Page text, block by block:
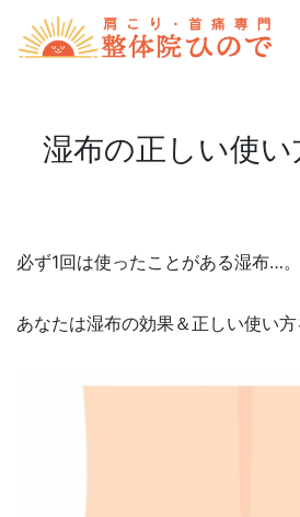
湿布の正しい使い
必ず1回は使ったことがある湿布…。
あなたは湿布の効果＆正しい使い